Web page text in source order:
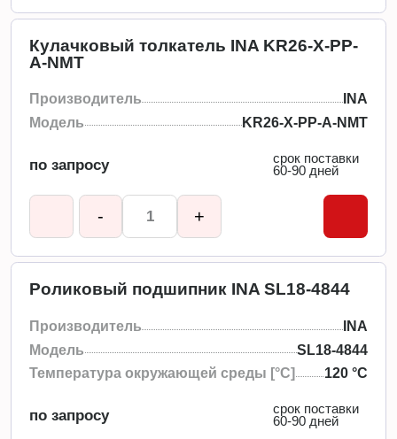
Кулачковый толкатель INA KR26-X-PP-
A-NMT
Производитель
INA
Модель
KR26-X-PP-A-NMT
по запросу
срок поставки
60-90 дней
- +
Роликовый подшипник INA SL18-4844
Производитель
INA
Модель
SL18-4844
Температура окружающей среды [°C]
120 °C
по запросу
срок поставки
60-90 дней